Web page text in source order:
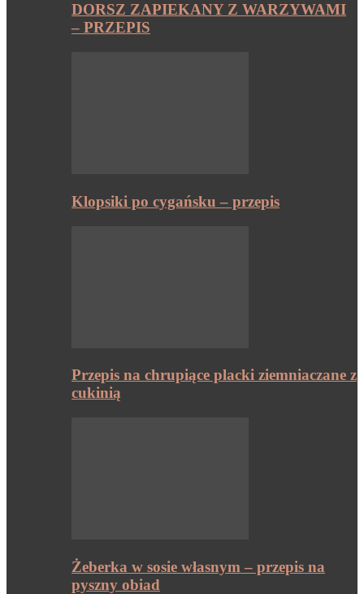
DORSZ ZAPIEKANY Z WARZYWAMI
– PRZEPIS
Klopsiki po cygańsku – przepis
Przepis na chrupiące placki ziemniaczane z
cukinią
Żeberka w sosie własnym – przepis na
pyszny obiad